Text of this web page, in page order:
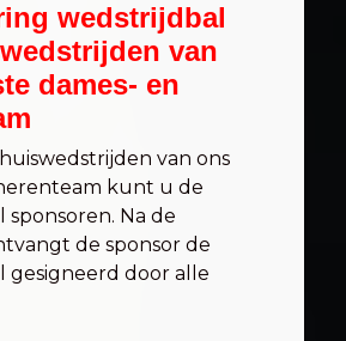
wedstrijdbal
van
dames- en
van ons
kunt u de
Na de
de sponsor de
gesigneerd door alle